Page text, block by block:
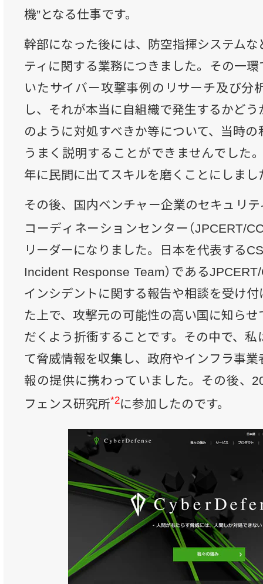
機”となる仕事です。
幹部になった後には、防空指揮システム
ティに関する業務につきました。その一
いたサイバー攻撃事例のリサーチ及び分
し、それが本当に自組織で発生するかど
のように対処すべきか等について、当時
うまく説明することができませんでした
年に民間に出てスキルを磨くことにしまし
その後、国内ベンチャー企業のセキュリ
コーディネーションセンター（JPCERT/CC
リーダーになりました。日本を代表する
Incident Response Team）である
インシデントに関する報告や相談を受け
た上で、攻撃元の可能性の高い国に知ら
だくよう折衝することです。その中で、
て脅威情報を収集し、政府やインフラ事
報の提供に携わっていました。その後、
フェンス研究所*2に参加したのです。